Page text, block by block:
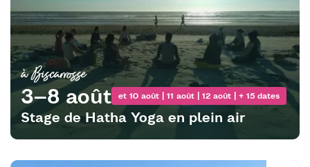
à Biscarrosse
3–8 août et 10 août | 11 août | 12 août | + 15 dates
Stage de Hatha Yoga en plein air